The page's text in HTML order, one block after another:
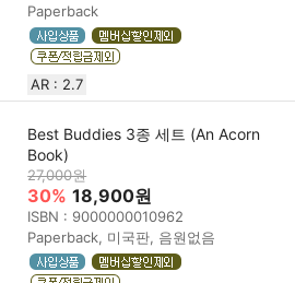
Paperback
AR : 2.7
Best Buddies 3종 세트 (An Acorn
Book)
27,000원
30% 18,900원
ISBN : 9000000010962
Paperback, 미국판, 음원없음